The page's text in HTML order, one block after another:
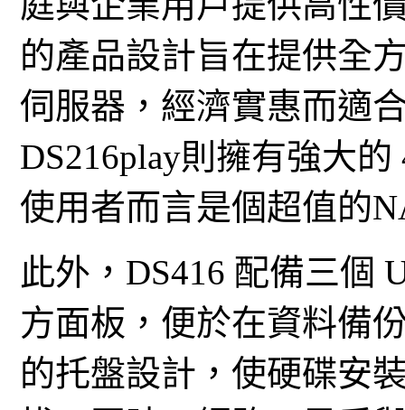
的產品設計旨在提供全
伺服器，經濟實惠而適
DS216play則擁有強大
使用者而言是個超值的
此外，DS416 配備三個
方面板，便於在資料備
的托盤設計，使硬碟安